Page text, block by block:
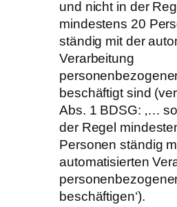
und nicht in der
mindestens 20
ständig mit der
Verarbeitung
beschäftigt sind
Abs. 1 BDSG: ‚…
der Regel
Personen ständig
automatisierten
beschäftigen‘).